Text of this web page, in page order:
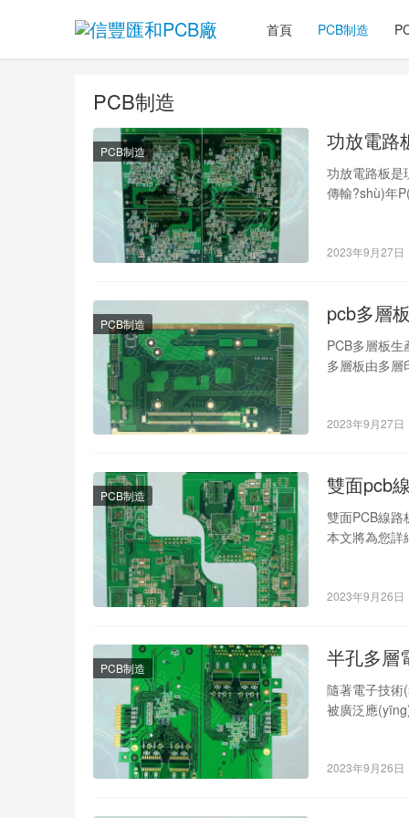
首頁 PCB制造
PCB制造
PCB制造 功放電路
功放電路板
傳輸?shù)年
2023年9月27日
PCB制造 pcb多層
PCB多層板
多層板由多
2023年9月27日
PCB制造 雙面pcb
雙面PCB線
本文將為您
2023年9月26日
PCB制造 半孔多層
隨著電子技
被廣泛應
2023年9月26日